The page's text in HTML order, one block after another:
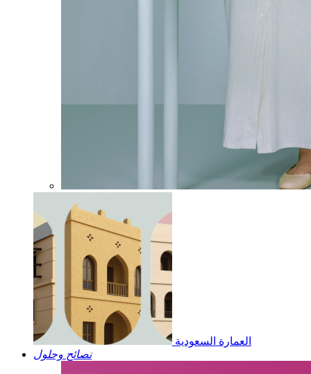
العمارة السعودية
نصائح وحلول